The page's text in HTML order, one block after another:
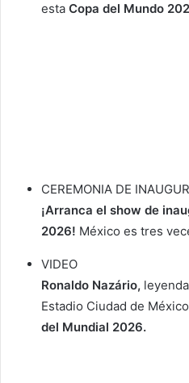
esta Copa del Mundo
CEREMONIA DE
¡Arranca el show de
2026! México es tres
VIDEO
Ronaldo Nazário,
Estadio Ciudad de
del Mundial 2026.